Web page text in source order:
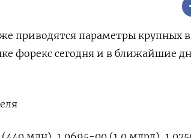
приводятся параметры крупных
форекс сегодня и в ближайшие